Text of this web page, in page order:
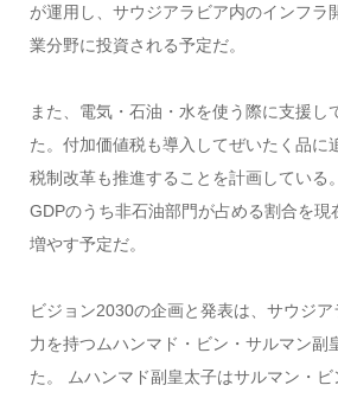
が運用し、サウジアラビア内のインフラ
業分野に投資される予定だ。
また、電気・石油・水を使う際に支援し
た。付加価値税も導入してぜいたく品に
税制改革も推進することを計画している
GDPのうち非石油部門が占める割合を現
増やす予定だ。
ビジョン2030の企画と発表は、サウジ
力を持つムハンマド・ビン・サルマン副
た。 ムハンマド副皇太子はサルマン・